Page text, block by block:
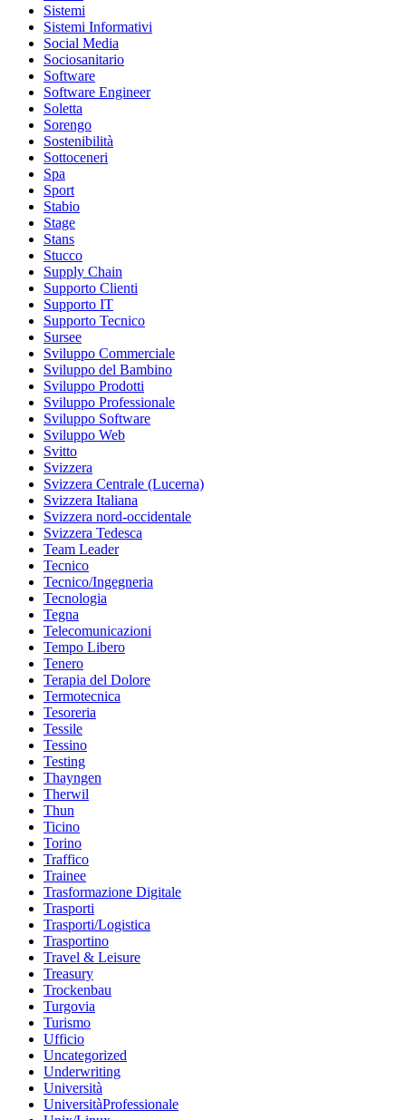
Sistemi
Sistemi Informativi
Social Media
Sociosanitario
Software
Software Engineer
Soletta
Sorengo
Sostenibilità
Sottoceneri
Spa
Sport
Stabio
Stage
Stans
Stucco
Supply Chain
Supporto Clienti
Supporto IT
Supporto Tecnico
Sursee
Sviluppo Commerciale
Sviluppo del Bambino
Sviluppo Prodotti
Sviluppo Professionale
Sviluppo Software
Sviluppo Web
Svitto
Svizzera
Svizzera Centrale (Lucerna)
Svizzera Italiana
Svizzera nord-occidentale
Svizzera Tedesca
Team Leader
Tecnico
Tecnico/Ingegneria
Tecnologia
Tegna
Telecomunicazioni
Tempo Libero
Tenero
Terapia del Dolore
Termotecnica
Tesoreria
Tessile
Tessino
Testing
Thayngen
Therwil
Thun
Ticino
Torino
Traffico
Trainee
Trasformazione Digitale
Trasporti
Trasporti/Logistica
Trasportino
Travel & Leisure
Treasury
Trockenbau
Turgovia
Turismo
Ufficio
Uncategorized
Underwriting
Università
UniversitàProfessionale